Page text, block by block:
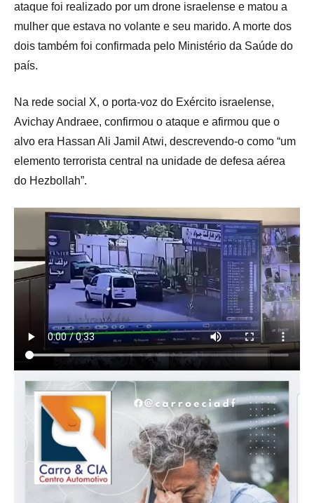
ataque foi realizado por um drone israelense e matou a
mulher que estava no volante e seu marido. A morte dos
dois também foi confirmada pelo Ministério da Saúde do
país.
Na rede social X, o porta-voz do Exército israelense,
Avichay Andraee, confirmou o ataque e afirmou que o
alvo era Hassan Ali Jamil Atwi, descrevendo-o como “um
elemento terrorista central na unidade de defesa aérea
do Hezbollah”.